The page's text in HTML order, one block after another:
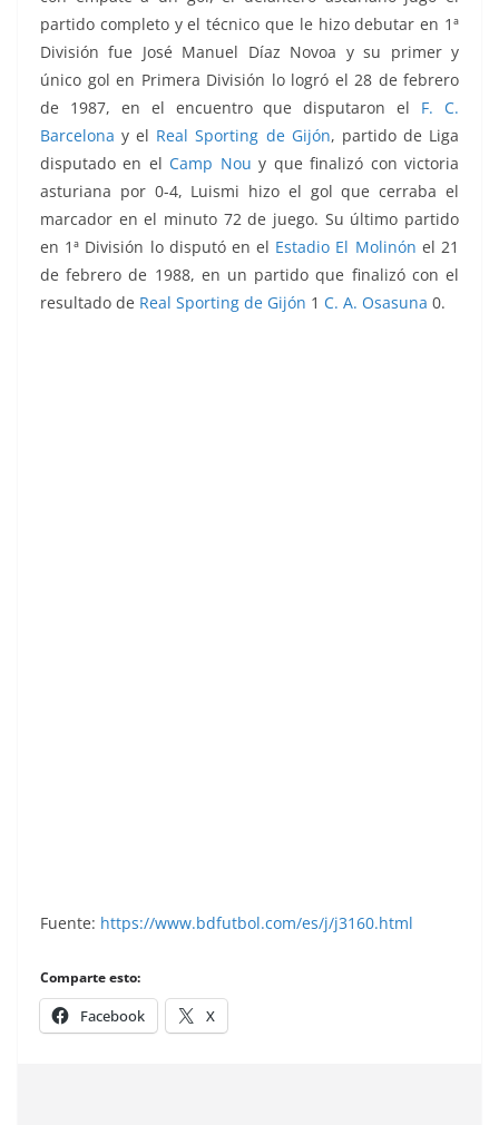
partido completo y el técnico que le hizo debutar en 1ª
División fue José Manuel Díaz Novoa y su primer y
único gol en Primera División lo logró el 28 de febrero
de 1987, en el encuentro que disputaron el F. C.
Barcelona y el Real Sporting de Gijón, partido de Liga
disputado en el Camp Nou y que finalizó con victoria
asturiana por 0-4, Luismi hizo el gol que cerraba el
marcador en el minuto 72 de juego. Su último partido
en 1ª División lo disputó en el Estadio El Molinón el 21
de febrero de 1988, en un partido que finalizó con el
resultado de Real Sporting de Gijón 1 C. A. Osasuna 0.
Fuente: https://www.bdfutbol.com/es/j/j3160.html
Comparte esto:
Facebook X